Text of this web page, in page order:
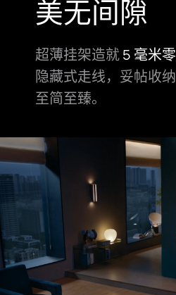
美无间隙
超薄挂架造就5 毫米
隐藏式走线，妥帖收纳
至简至臻。